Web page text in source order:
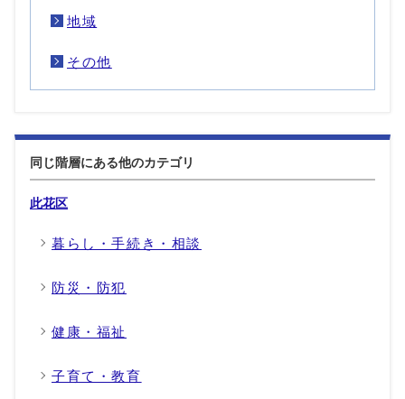
地域
その他
同じ階層にある他のカテゴリ
此花区
暮らし・手続き・相談
防災・防犯
健康・福祉
子育て・教育